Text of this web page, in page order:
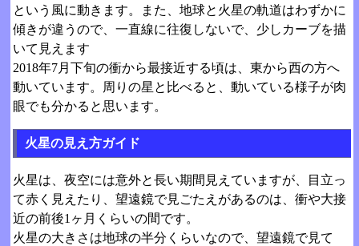
という風に動きます。また、地球と火星の軌道はわずかに
傾きが違うので、一直線に往復しないで、少しカーブを描
いて見えます
2018年7月下旬の衝から最接近する頃は、東から西の方へ
動いています。周りの星と比べると、動いている様子が肉
眼でも分かると思います。
火星の見え方ガイド
火星は、夜空には意外と長い期間見えていますが、目立っ
て赤く見えたり、望遠鏡で見ごたえがあるのは、衝や大接
近の前後1ヶ月くらいの間です。
火星の大きさは地球の半分くらいなので、望遠鏡で見て